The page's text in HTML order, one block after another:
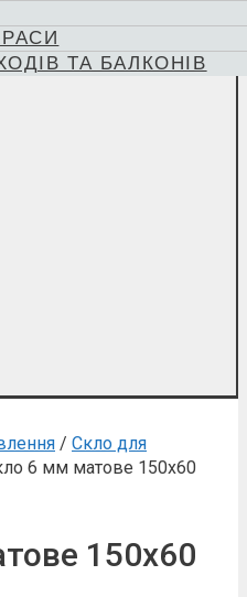
ТА БАЛКОНІВ
/ Скло для
6 мм матове 150х60
150х60